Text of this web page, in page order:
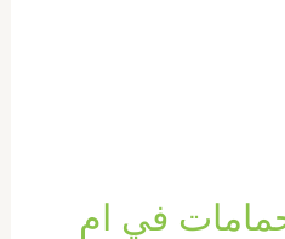
في ام